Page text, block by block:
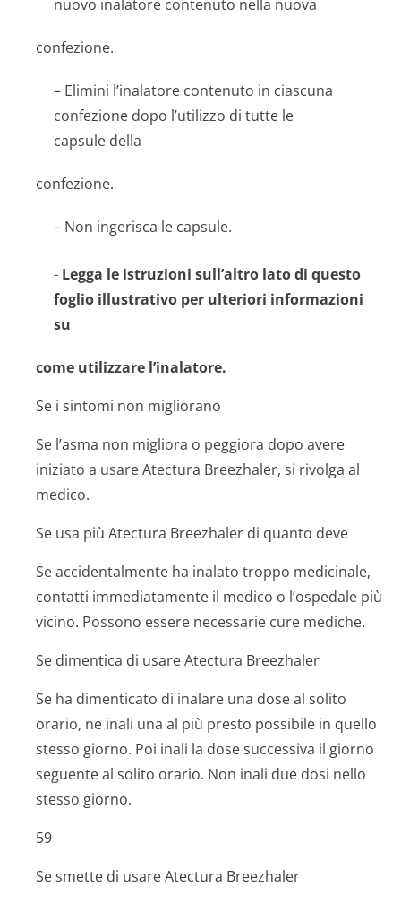
nuovo inalatore contenuto nella nuova
confezione.
– Elimini l’inalatore contenuto in ciascuna
confezione dopo l’utilizzo di tutte le
capsule della
confezione.
– Non ingerisca le capsule.
- Legga le istruzioni sull’altro lato di questo
foglio illustrativo per ulteriori informazioni
su
come utilizzare l’inalatore.
Se i sintomi non migliorano
Se l’asma non migliora o peggiora dopo avere
iniziato a usare Atectura Breezhaler, si rivolga al
medico.
Se usa più Atectura Breezhaler di quanto deve
Se accidentalmente ha inalato troppo medicinale,
contatti immediatamente il medico o l’ospedale più
vicino. Possono essere necessarie cure mediche.
Se dimentica di usare Atectura Breezhaler
Se ha dimenticato di inalare una dose al solito
orario, ne inali una al più presto possibile in quello
stesso giorno. Poi inali la dose successiva il giorno
seguente al solito orario. Non inali due dosi nello
stesso giorno.
59
Se smette di usare Atectura Breezhaler